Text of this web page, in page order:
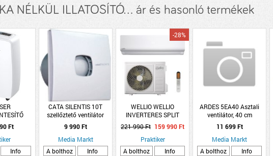
NÉLKÜL ILLATOSÍTÓ... ár és hasonló termékek
TARTÁLY
Ft
Info
CATA SILENTIS 10T
szellőztető ventilátor
9 990 Ft
Media Markt
A bolthoz
Info
WELLIO WELLIO
INVERTERES SPLIT
KLÍMA 2,6KW WIFI-S,
FEHÉR
-28%
221 990 Ft 159 990 Ft
Praktiker
A bolthoz
Info
ARDES 5EA40 Asztali
ventilátor, 40 cm
11 699 Ft
Media Markt
A bolthoz
Info